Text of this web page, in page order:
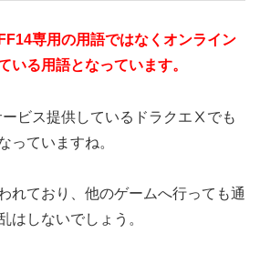
FF14専用の用語ではなくオンライン
いる用語となっています。
ビス提供しているドラクエⅩでも
っていますね。
れており、他のゲームへ行っても通
はしないでしょう。